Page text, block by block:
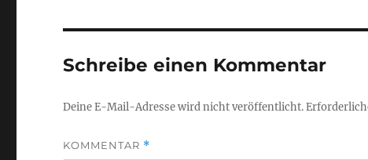
Schreibe einen Kommentar
Deine E-Mail-Adresse wird nicht veröffentlicht.
KOMMENTAR *